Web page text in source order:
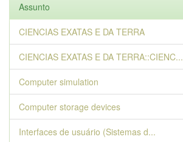
Assunto
CIENCIAS EXATAS E DA TERRA
CIENCIAS EXATAS E DA TERRA::CIENC...
Computer simulation
Computer storage devices
Interfaces de usuário (Sistemas d...